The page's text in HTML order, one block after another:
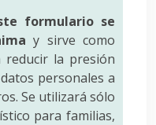
formulario se
y sirve como
la presión
personales a
Se utilizará sólo
para familias,